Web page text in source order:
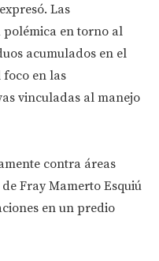
Las
en torno al
acumulados en el
en las
vinculadas al manejo
contra áreas
Fray Mamerto Esquiú
en un predio